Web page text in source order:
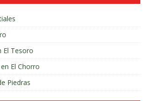
El Tesoro
El Chorro
Piedras